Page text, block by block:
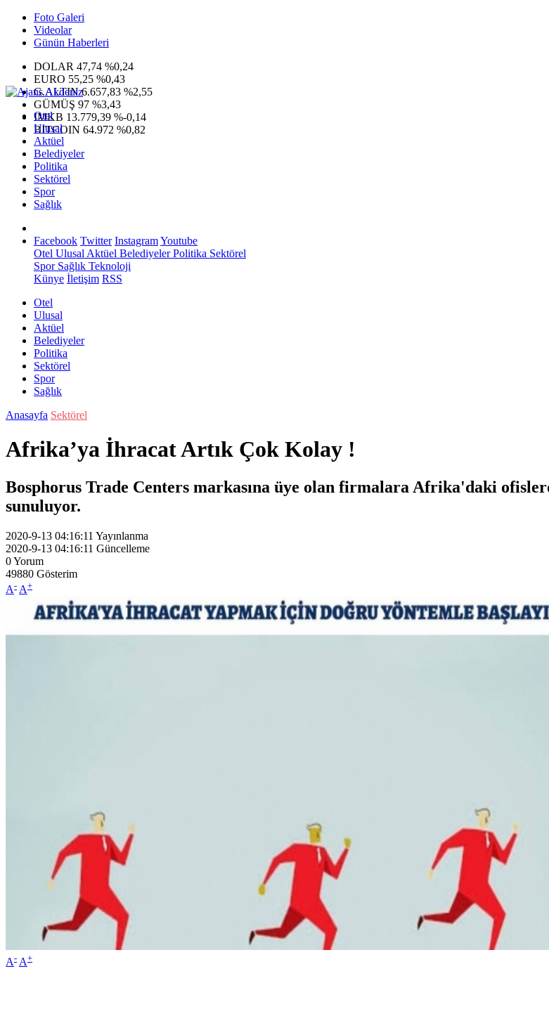
Foto Galeri
Videolar
Günün Haberleri
DOLAR 47,74 %0,24
EURO 55,25 %0,43
G.ALTIN6.657,83 %2,55
GÜMÜŞ 97 %3,43
IMKB 13.779,39 %-0,14
BITCOIN 64.972 %0,82
Otel
Ulusal
Aktüel
Belediyeler
Politika
Sektörel
Spor
Sağlık
Facebook Twitter InstagramYoutube
Otel Ulusal Aktüel BelediyelerPolitika Sektörel
SporSağlık Teknoloji
Künye İletişim RSS
Otel
Ulusal
Aktüel
Belediyeler
Politika
Sektörel
Spor
Sağlık
Anasayfa Sektörel
Afrika’ya İhracat Artık Çok Kolay !
Bosphorus Trade Centers markasına üye olan firmalara Afrika'daki
sunuluyor.
2020-9-13 04:16:11 Yayınlanma
2020-9-13 04:16:11 Güncelleme
0Yorum
49880 Gösterim
A- A+
A- A+